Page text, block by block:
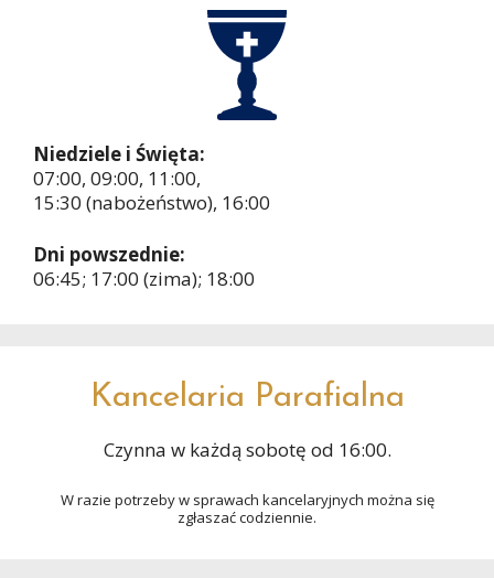
Niedziele i Święta:
07:00, 09:00, 11:00,
15:30 (nabożeństwo), 16:00
Dni powszednie:
06:45; 17:00 (zima); 18:00
Kancelaria Parafialna
Czynna w każdą sobotę od 16:00.
W razie potrzeby w sprawach kancelaryjnych można się
zgłaszać codziennie.